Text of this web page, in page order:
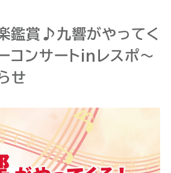
鑑賞♪九響がやってく
コンサートinレスポ～
せ